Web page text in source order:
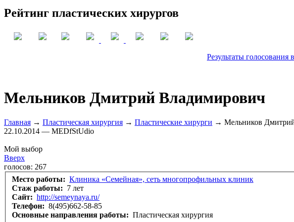
Рейтинг пластических хирургов
Результаты
Мельников Дмитрий Владимирович
Главная → Пластическая хирургия → Пластические хирурги → Мельников
22.10.2014 — MEDfStUdio
Мой выбор
Вверх
голосов: 267
Место работы: Клиника «Семейная», сеть многопрофильных клиник
Стаж работы: 7 лет
Сайт: http://semeynaya.ru/
Телефон: 8(495)662-58-85
Основные направления работы: Пластическая хирургия